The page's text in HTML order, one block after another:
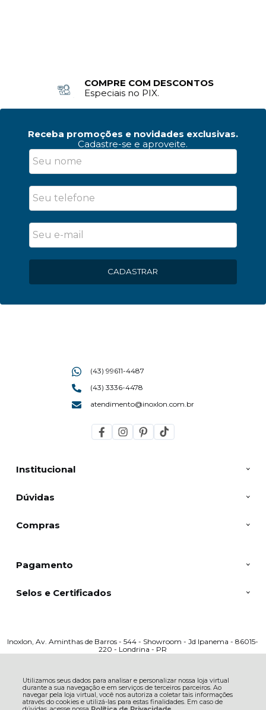
Utilizamos seus dados para analisar e personalizar nossa loja virtual
durante a sua navegação e em serviços de terceiros parceiros. Ao
navegar pela loja virtual, você nos autoriza a coletar tais informações
através do cookies e utilizá-las para estas finalidades. Em caso de
COMPRE COM DESCONTOS
Especiais no PIX.
Receba promoções e novidades exclusivas.
Cadastre-se e aproveite.
CADASTRAR
Institucional
Dúvidas
Compras
(43) 99611-4487
(43) 3336-4478
atendimento@inoxlon.com.br
Pagamento
Selos e Certificados
Inoxlon, Av. Aminthas de Barros - 544 - Showroom - Jd Ipanema - 86015-
220 - Londrina - PR